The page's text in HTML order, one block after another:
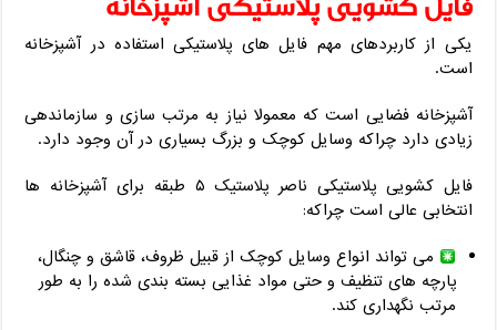
یکی از کاربردهای مهم فایل های پلاستیکی استفاده در آشپزخانه
است.
آشپزخانه فضایی است که معمولا نیاز به مرتب سازی و سازماندهی
زیادی دارد چراکه وسایل کوچک و بزرگ بسیاری در آن وجود دارد.
فایل کشویی پلاستیکی ناصر پلاستیک ۵ طبقه برای آشپزخانه‌ ها
انتخابی عالی است چراکه:
می تواند انواع وسایل کوچک از قبیل ظروف، قاشق و چنگال،
پارچه های تنظیف و حتی مواد غذایی بسته بندی شده را به طور
مرتب نگهداری کند.